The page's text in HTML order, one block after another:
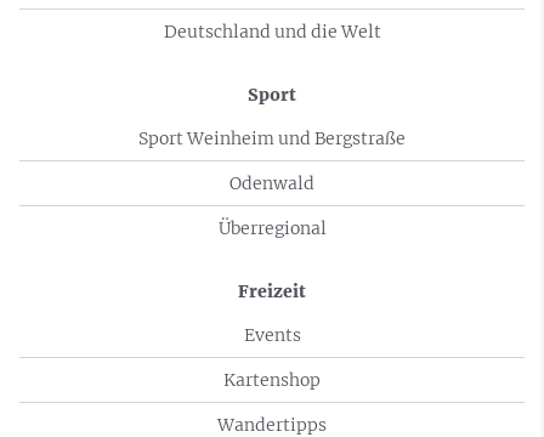
Deutschland und die Welt
Sport
Sport Weinheim und Bergstraße
Odenwald
Überregional
Freizeit
Events
Kartenshop
Wandertipps